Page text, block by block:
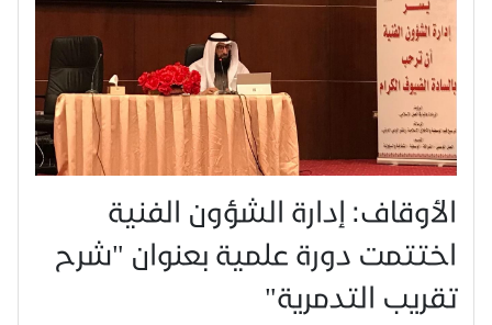
الأوقاف: إدارة الشؤون الفنية
اختتمت دورة علمية بعنوان "شرح
تقريب التدمرية"